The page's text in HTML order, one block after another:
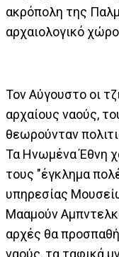
ακρόπολη της
αρχαιολογικό
Τον Αύγουστο οι
αρχαίους ναούς,
θεωρούνταν
Τα Ηνωμένα Έθνη
τους "έγκλημα
υπηρεσίας
Μααμούν
αρχές θα
ναούς, τα ταφικά